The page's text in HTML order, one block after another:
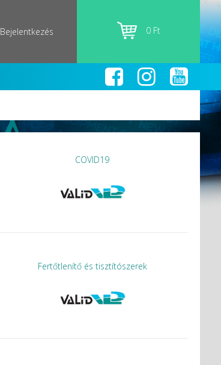
Bejelentkezés 0 Ft
COVID19
Fertőtlenítő és tisztítószerek